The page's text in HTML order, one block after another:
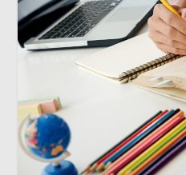
Nova Veneza é segundo